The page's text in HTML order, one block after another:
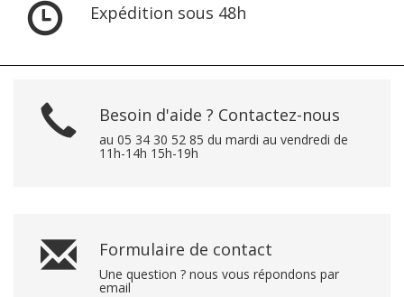
Expédition sous 48h
Besoin d'aide ? Contactez-nous
au 05 34 30 52 85 du mardi au vendredi de
11h-14h 15h-19h
Formulaire de contact
Une question ? nous vous répondons par
email